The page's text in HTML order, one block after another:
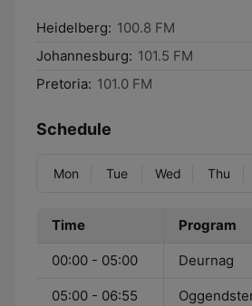
Heidelberg: 100.8 FM
Johannesburg: 101.5 FM
Pretoria: 101.0 FM
Schedule
Mon Tue Wed Thu
Time Program
00:00 - 05:00 Deurnag
05:00 - 06:55